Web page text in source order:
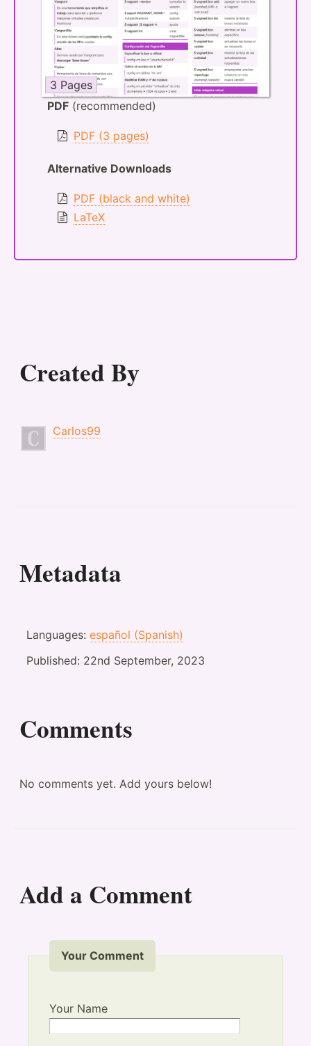
3 Pages
PDF (recommended)
PDF (3 pages)
Alternative Downloads
PDF (black and white)
LaTeX
Created By
Carlos99
Metadata
Languages: español (Spanish)
Published: 22nd September, 2023
Comments
No comments yet. Add yours below!
Add a Comment
Your Comment
Your Name